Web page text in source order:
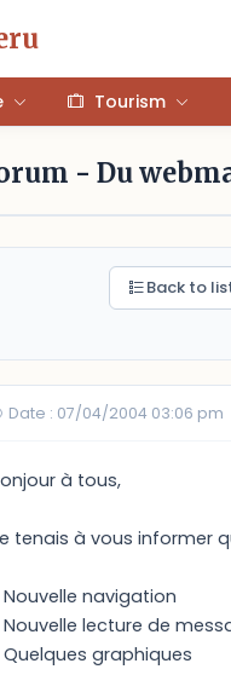
Tourism
- Du
Back to
Date : 07/04/2004 03:06 pm
à tous,
tenais à vous informer
navigation
lecture de
graphiques